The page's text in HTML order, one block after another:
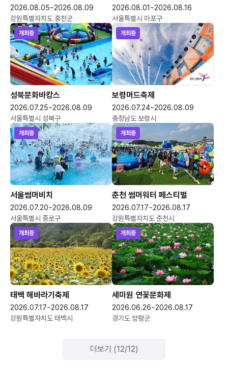
2026.08.05~2026.08.09
강원특별자치도 홍천군
2026.08.01~2026.08.16
서울특별시 마포구
개최중
성북문화바캉스
2026.07.25~2026.08.09
서울특별시 성북구
개최중
보령머드축제
2026.07.24~2026.08.09
충청남도 보령시
개최중
서울썸머비치
2026.07.20~2026.08.09
서울특별시 종로구
개최중
춘천 썸머워터 페스티벌
2026.07.17~2026.08.17
강원특별자치도 춘천시
개최중
태백 해바라기축제
2026.07.17~2026.08.17
강원특별자치도 태백시
개최중
세미원 연꽃문화제
2026.06.26~2026.08.17
경기도 양평군
더보기 (12/12)